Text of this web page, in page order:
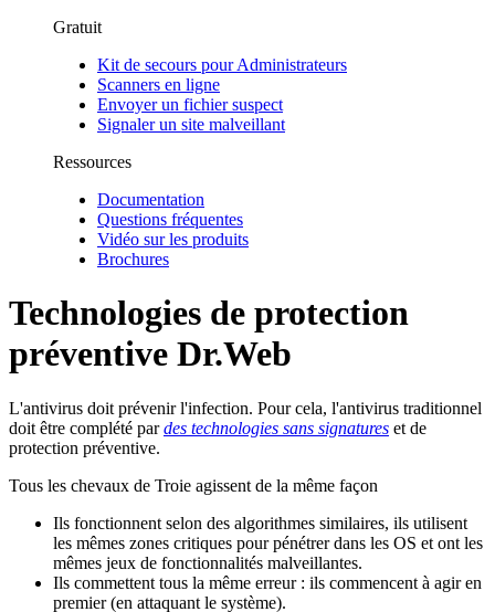
Gratuit
Kit de secours pour Administrateurs
Scanners en ligne
Envoyer un fichier suspect
Signaler un site malveillant
Ressources
Documentation
Questions fréquentes
Vidéo sur les produits
Brochures
Technologies de protection
préventive Dr.Web
L'antivirus doit prévenir l'infection. Pour cela, l'antivirus traditionnel
doit être complété pardes technologies sans signatures et de
protection préventive.
Tous les chevaux de Troie agissent de la même façon
Ils fonctionnent selon des algorithmes similaires, ils utilisent
les mêmes zones critiques pour pénétrer dans les OS et ont les
mêmes jeux de fonctionnalités malveillantes.
Ils commettent tous la même erreur : ils commencent à agir en
premier (en attaquant le système).